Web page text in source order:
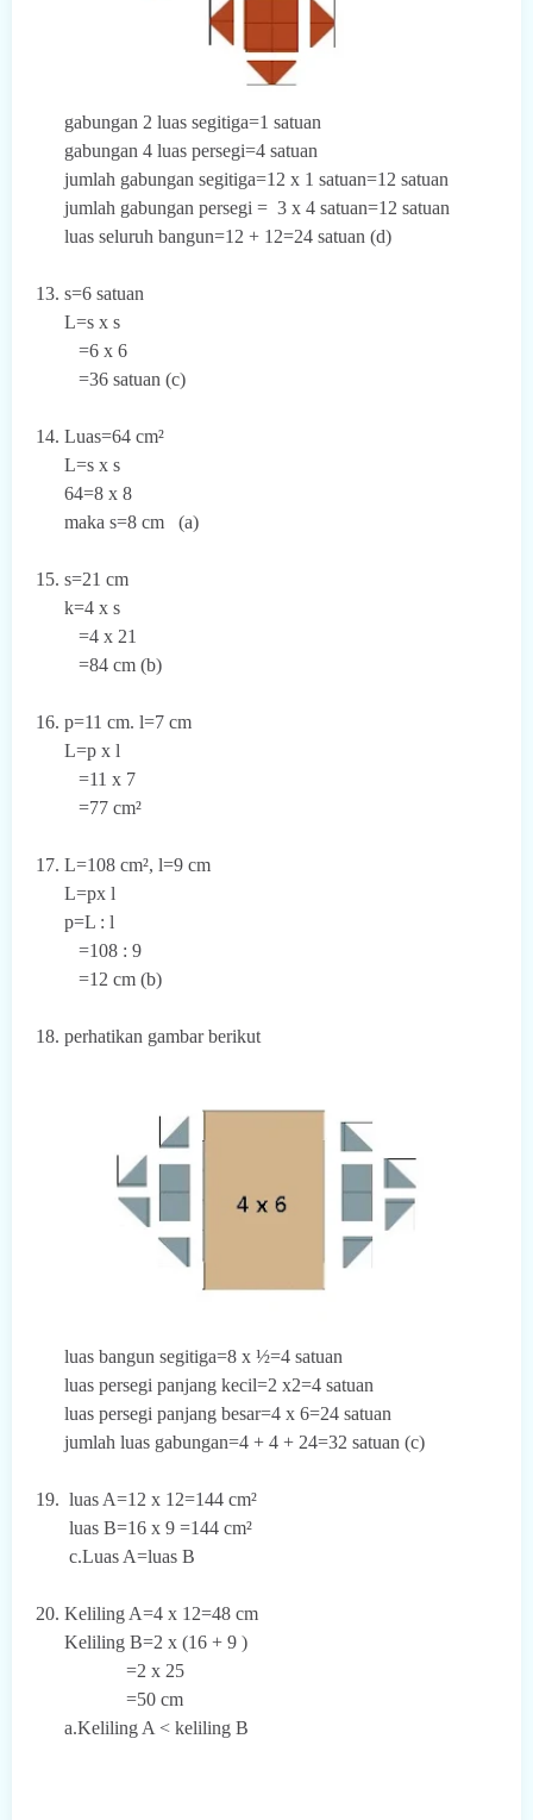
gabungan 2 luas segitiga=1 satuan
gabungan 4 luas persegi=4 satuan
jumlah gabungan segitiga=12 x 1 satuan=12 satuan
jumlah gabungan persegi = 3 x 4 satuan=12 satuan
luas seluruh bangun=12 + 12=24 satuan (d)
13. s=6 satuan
L=s x s
=6 x 6
=36 satuan (c)
14. Luas=64 cm²
L=s x s
64=8 x 8
maka s=8 cm (a)
15. s=21 cm
k=4 x s
=4 x 21
=84 cm (b)
16. p=11 cm. l=7 cm
L=p x l
=11 x 7
=77 cm²
17. L=108 cm², l=9 cm
L=px l
p=L : l
=108 : 9
=12 cm (b)
18. perhatikan gambar berikut
luas bangun segitiga=8 x ½=4 satuan
luas persegi panjang kecil=2 x2=4 satuan
luas persegi panjang besar=4 x 6=24 satuan
jumlah luas gabungan=4 + 4 + 24=32 satuan (c)
19. luas A=12 x 12=144 cm²
luas B=16 x 9 =144 cm²
c.Luas A=luas B
20. Keliling A=4 x 12=48 cm
Keliling B=2 x (16 + 9 )
=2 x 25
=50 cm
a.Keliling A < keliling B